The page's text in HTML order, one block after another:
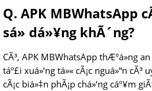
Q. APK MBWhatsApp
sá»­ dá»¥ng khÃ´ng?
CÃ³, APK MBWhatsApp thÆ°á»ng
táº£i xuá»‘ng tá»« cÃ¡c nguá»“n cÃ³
cÃ¡c biá»‡n phÃ¡p chá»‘ng cáº¥m